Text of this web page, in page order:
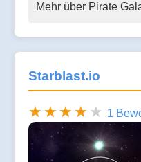
Mehr über Pirate
Starblast.io
1